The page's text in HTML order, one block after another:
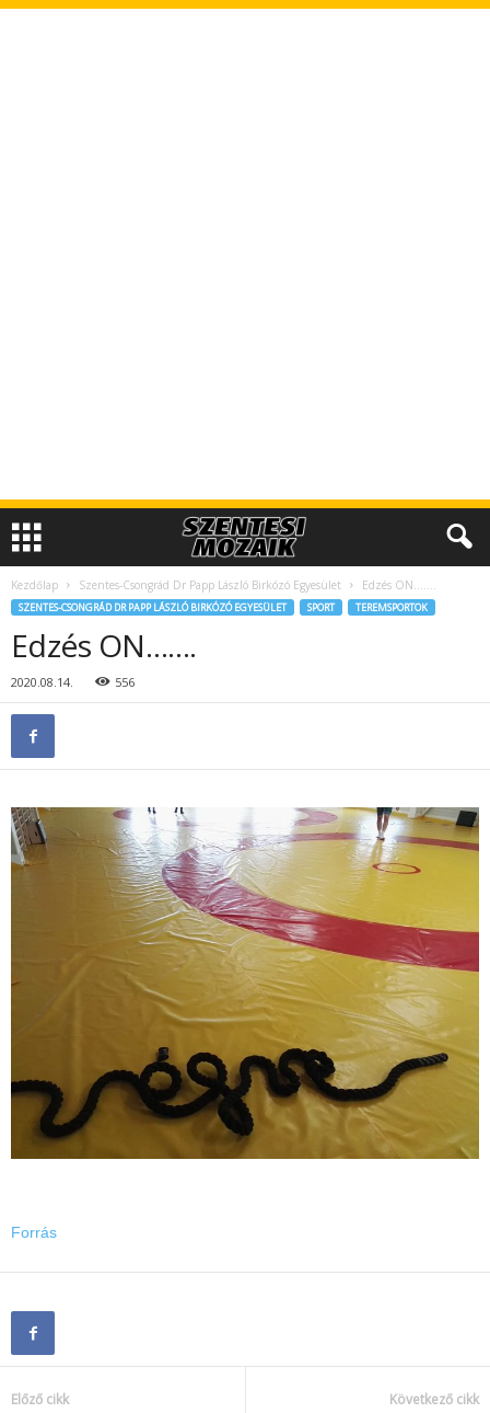
Kezdőlap Szentes-Csongrád Dr Papp László Birkózó Egyesület Edzés ON…….
SZENTES-CSONGRÁD DR PAPP LÁSZLÓ BIRKÓZÓ EGYESÜLET SPORT TEREMSPORTOK
Edzés ON…….
2020.08.14. 556
Forrás
Előző cikk Következő cikk